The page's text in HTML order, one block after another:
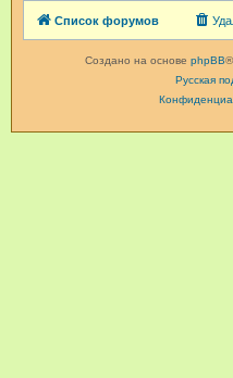
Список форумов
Создано на основе phpBB
Русская